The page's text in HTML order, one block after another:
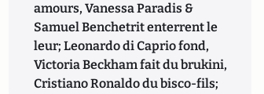
amours, Vanessa Paradis &
Samuel Benchetrit enterrent le
leur; Leonardo di Caprio fond,
Victoria Beckham fait du brukini,
Cristiano Ronaldo du bisco-fils;